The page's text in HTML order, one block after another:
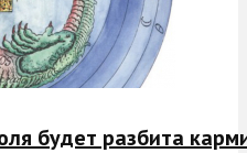
будет разбита